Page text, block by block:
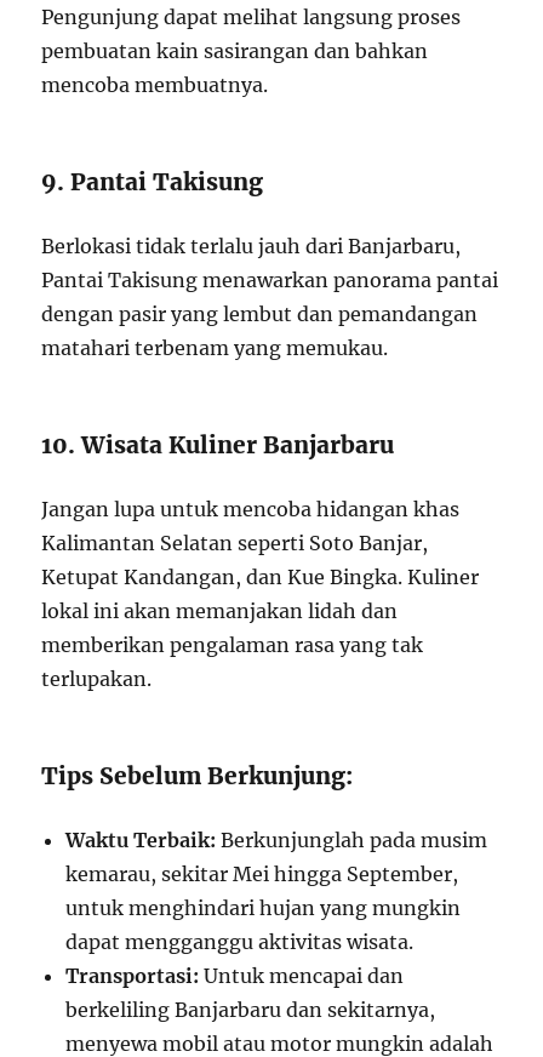
Pengunjung dapat melihat langsung proses
pembuatan kain sasirangan dan bahkan
mencoba membuatnya.
9. Pantai Takisung
Berlokasi tidak terlalu jauh dari Banjarbaru,
Pantai Takisung menawarkan panorama pantai
dengan pasir yang lembut dan pemandangan
matahari terbenam yang memukau.
10. Wisata Kuliner Banjarbaru
Jangan lupa untuk mencoba hidangan khas
Kalimantan Selatan seperti Soto Banjar,
Ketupat Kandangan, dan Kue Bingka. Kuliner
lokal ini akan memanjakan lidah dan
memberikan pengalaman rasa yang tak
terlupakan.
Tips Sebelum Berkunjung:
Waktu Terbaik: Berkunjunglah pada musim
kemarau, sekitar Mei hingga September,
untuk menghindari hujan yang mungkin
dapat mengganggu aktivitas wisata.
Transportasi: Untuk mencapai dan
berkeliling Banjarbaru dan sekitarnya,
menyewa mobil atau motor mungkin adalah